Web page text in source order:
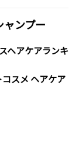
ャンプー
ヘアケアランキ
コスメ ヘアケア